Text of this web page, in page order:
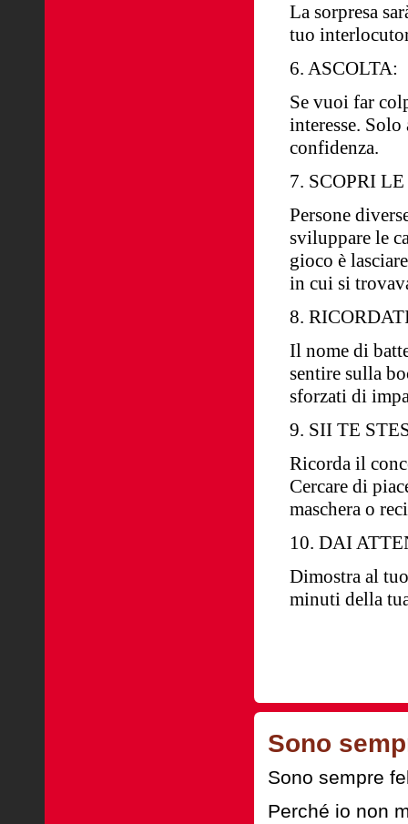
La sorpresa
tuo
6. ASCOLTA:
Se vuoi far
interesse.
confidenza.
7. SCOPRI
Persone
sviluppare le
gioco è
in cui si
8.
Il nome di
sentire sulla
sforzati di
9. SII TE
Ricorda il
Cercare di
maschera o
10. DAI
Dimostra al
minuti della
Sono
Sono sempre
Perché io non